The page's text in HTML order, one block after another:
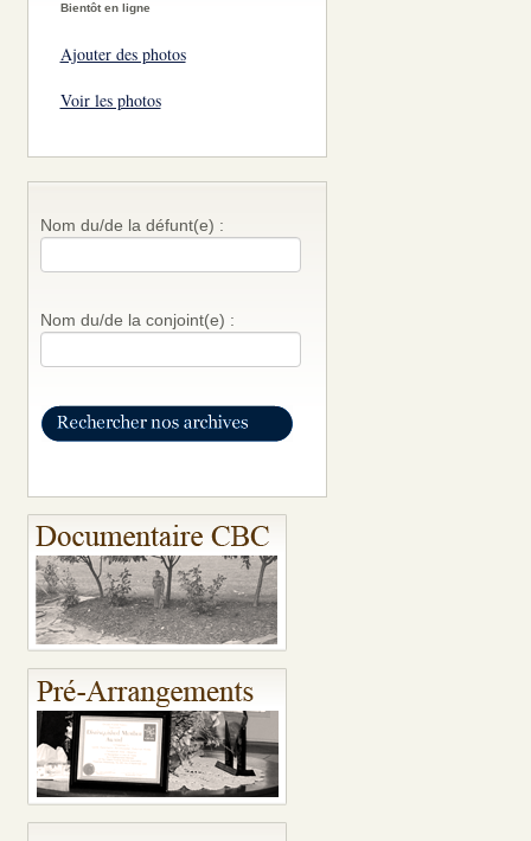
Bientôt en ligne
Ajouter des photos
Voir les photos
Nom du/de la défunt(e) :
Nom du/de la conjoint(e) :